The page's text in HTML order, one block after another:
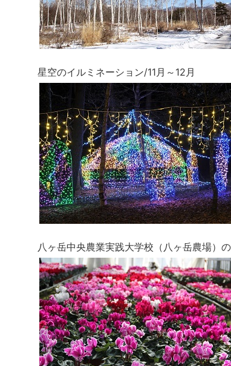
星空のイルミネーション/11月～12月
八ヶ岳中央農業実践大学校（八ヶ岳農場）